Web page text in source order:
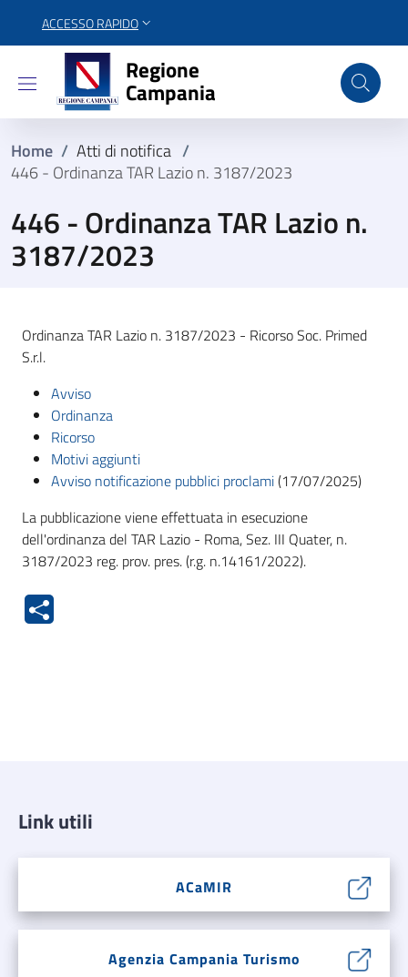
ACCESSO RAPIDO
Regione Campania
Regione
Campania
Home / Atti di notifica /
446 - Ordinanza TAR Lazio n. 3187/2023
446 - Ordinanza TAR Lazio n.
3187/2023
Ordinanza TAR Lazio n. 3187/2023 - Ricorso Soc. Primed
S.r.l.
Avviso
Ordinanza
Ricorso
Motivi aggiunti
Avviso notificazione pubblici proclami(17/07/2025)
La pubblicazione viene effettuata in esecuzione
dell'ordinanza del TAR Lazio - Roma, Sez. III Quater, n.
3187/2023 reg. prov. pres. (r.g. n.14161/2022).
Link utili
ACaMIR
Agenzia Campania Turismo